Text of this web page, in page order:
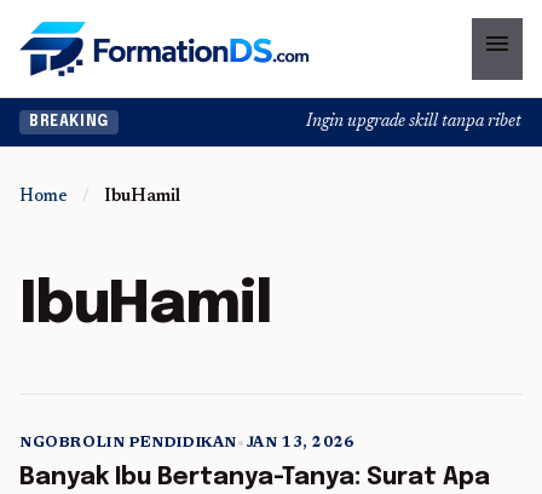
menu
BREAKING Ingin upgrade skill tanpa ribet?
Home / IbuHamil
IbuHamil
5 min read
NGOBROLIN PENDIDIKAN• JAN 13, 2026
Banyak Ibu Bertanya-Tanya: Surat Apa